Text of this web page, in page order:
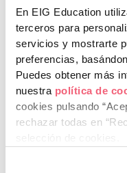
En EIG Education
terceros para
servicios y mostrarte
preferencias,
Puedes obtener más
nuestra política de
cookies pulsando
rechazar todas en
EIG Education